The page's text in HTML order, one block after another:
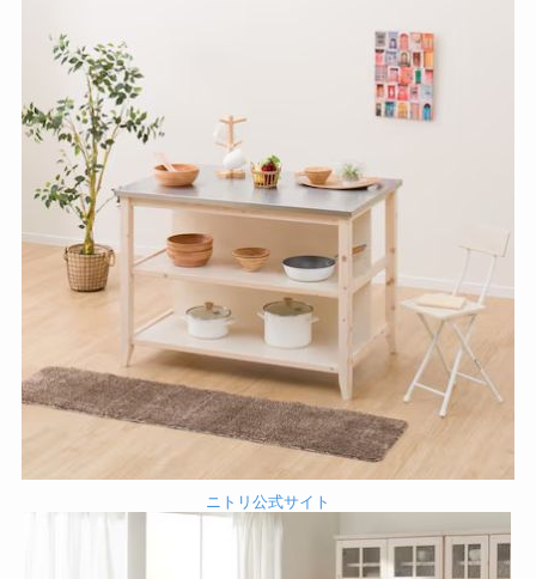
ニトリ公式サイト